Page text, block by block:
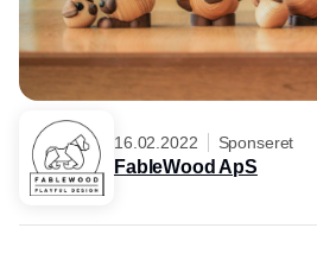
16.02.2022 Sponseret
FableWood ApS